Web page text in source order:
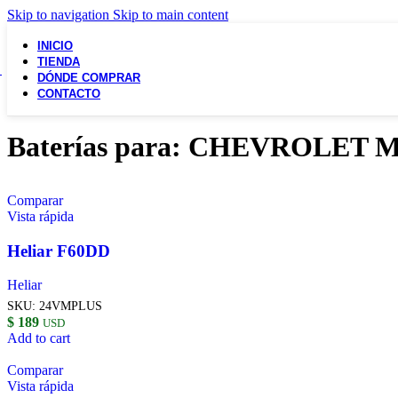
Skip to navigation Skip to main content
INICIO
TIENDA
DÓNDE COMPRAR
CONTACTO
Baterías para: CHEVROLET
Comparar
Vista rápida
Heliar F60DD
Heliar
SKU: 24VMPLUS
$ 189 USD
Add to cart
Comparar
Vista rápida